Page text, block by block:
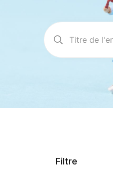
Filtre